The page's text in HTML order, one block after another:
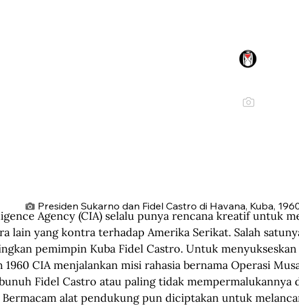
Presiden Sukarno dan Fidel Castro di Havana, Kuba,
Agency (CIA) selalu punya rencana kreatif untuk
lain yang kontra terhadap Amerika Serikat. Salah
pemimpin Kuba Fidel Castro. Untuk
1960 CIA menjalankan misi rahasia bernama Operasi
Fidel Castro atau paling tidak mempermalukannya
alat pendukung pun diciptakan untuk